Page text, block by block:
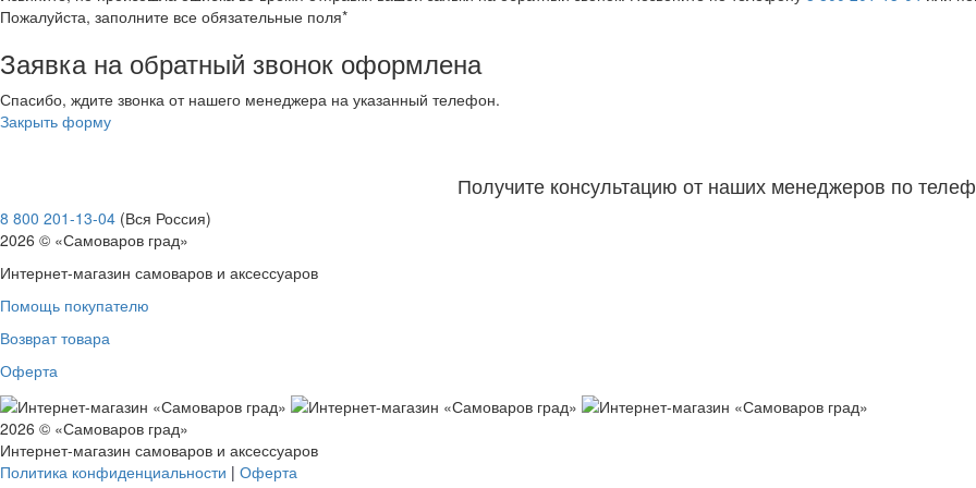
Пожалуйста, заполните все обязательные поля*
Заявка на обратный звонок оформлена
Спасибо, ждите звонка от нашего менеджера на указанный телефон.
Закрыть форму
Получите консультацию от наших менеджеров по
8 800 201-13-04 (Вся Россия)
2026 © «Самоваров град»
Интернет-магазин самоваров и аксессуаров
Помощь покупателю
Возврат товара
Оферта
2026 © «Самоваров град»
Интернет-магазин самоваров и аксессуаров
Политика конфиденциальности | Оферта